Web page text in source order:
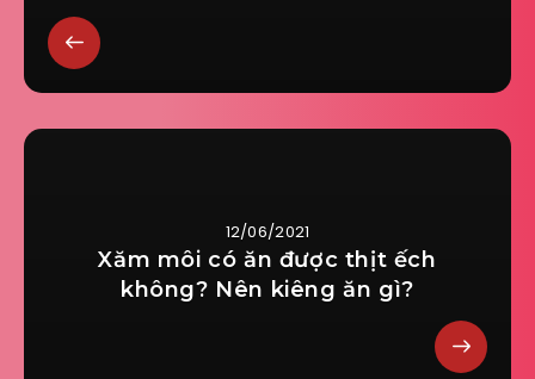
12/06/2021
Xăm môi có ăn được thịt ếch
không? Nên kiêng ăn gì?